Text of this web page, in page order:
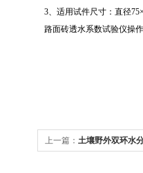
3、适用试件尺寸：直径
路面砖透水系数试验仪操
上一篇： 土壤野外双环水